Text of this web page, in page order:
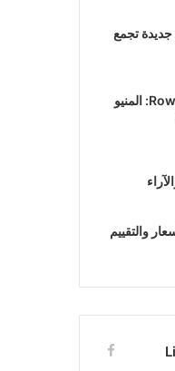
تجمع
روليز الرياض Rowley’s: المنيو
والتقييم